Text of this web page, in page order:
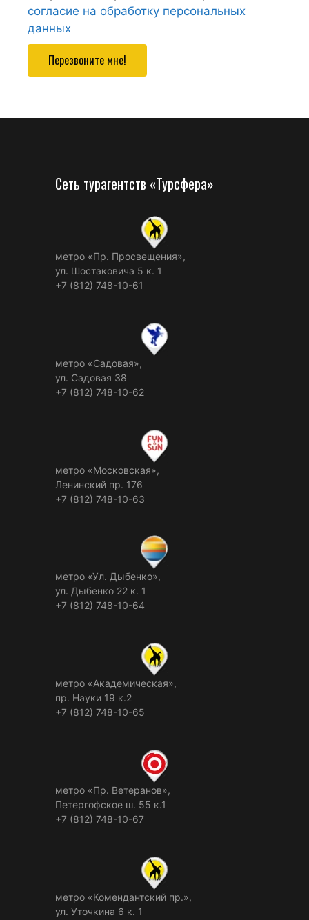
согласие на обработку персональных
данных
Перезвоните мне!
Сеть турагентств «Турсфера»
метро «Пр. Просвещения»,
ул. Шостаковича 5 к. 1
+7 (812) 748-10-61
метро «Садовая»,
ул. Садовая 38
+7 (812) 748-10-62
метро «Московская»,
Ленинский пр. 176
+7 (812) 748-10-63
метро «Ул. Дыбенко»,
ул. Дыбенко 22 к. 1
+7 (812) 748-10-64
метро «Академическая»,
пр. Науки 19 к.2
+7 (812) 748-10-65
метро «Пр. Ветеранов»,
Петергофское ш. 55 к.1
+7 (812) 748-10-67
метро «Комендантский пр.»,
ул. Уточкина 6 к. 1